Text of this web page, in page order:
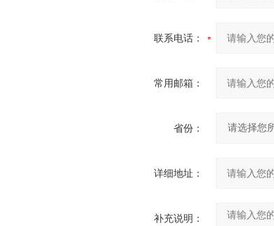
联系电话：
常用邮箱：
省份：
详细地址：
补充说明：